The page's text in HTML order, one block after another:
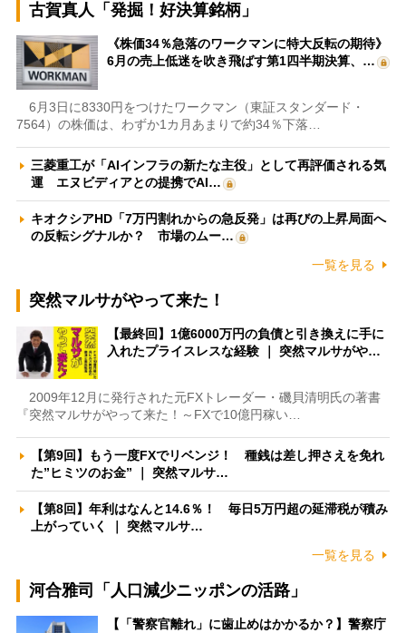
古賀真人「発掘！好決算銘柄」
《株価34％急落のワークマンに特大反転の期待》
6月の売上低迷を吹き飛ばす第1四半期決算、…
6月3日に8330円をつけたワークマン（東証スタンダード・
7564）の株価は、わずか1カ月あまりで約34％下落…
三菱重工が「AIインフラの新たな主役」として再評価される気
運 エヌビディアとの提携でAI…
キオクシアHD「7万円割れからの急反発」は再びの上昇局面へ
の反転シグナルか？ 市場のムー…
一覧を見る
突然マルサがやって来た！
【最終回】1億6000万円の負債と引き換えに手に
入れたプライスレスな経験 ｜ 突然マルサがや…
2009年12月に発行された元FXトレーダー・磯貝清明氏の著書
『突然マルサがやって来た！～FXで10億円稼い…
【第9回】もう一度FXでリベンジ！ 種銭は差し押さえを免れ
た”ヒミツのお金” ｜ 突然マルサ…
【第8回】年利はなんと14.6％！ 毎日5万円超の延滞税が積み
上がっていく ｜ 突然マルサ…
一覧を見る
河合雅司「人口減少ニッポンの活路」
【「警察官離れ」に歯止めはかかるか？】警察庁